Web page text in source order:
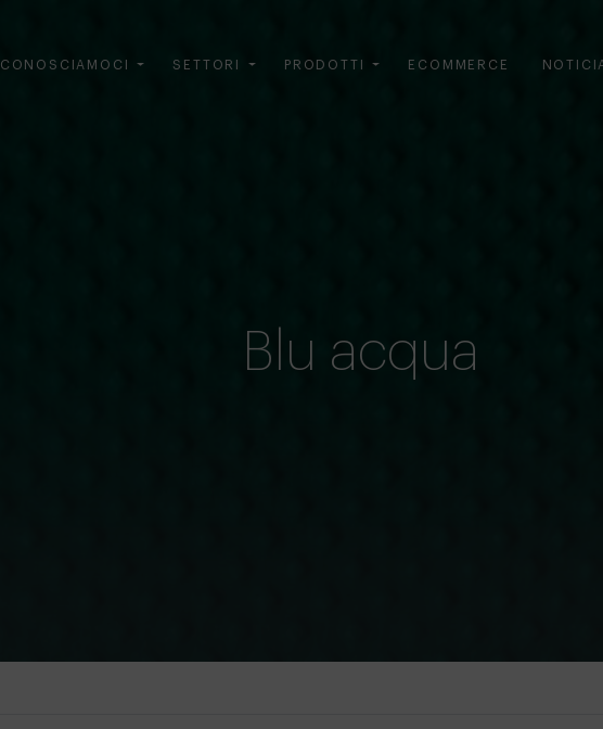
CONOSCIAMOCI SETTORI PRODOTTI ECOMMERCE
Blu acqua